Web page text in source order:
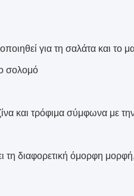
για τη σαλάτα και το
σολομό
και τρόφιμα σύμφωνα με
διαφορετική όμορφη μορφή,